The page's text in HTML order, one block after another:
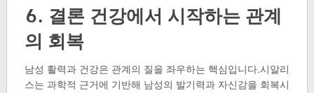
6. 결론 건강에서 시작하는 관계
의 회복
남성 활력과 건강은 관계의 질을 좌우하는 핵심입니다.시알리
스는 과학적 근거에 기반해 남성의 발기력과 자신감을 회복시